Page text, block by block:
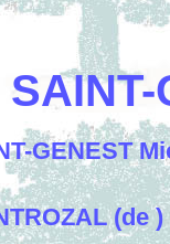
GENEST
(de